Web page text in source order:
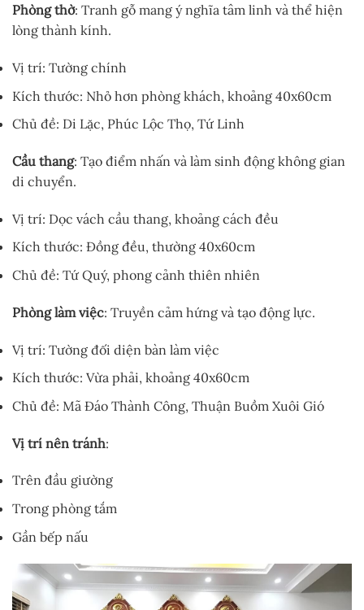
Phòng thờ: Tranh gỗ mang ý nghĩa tâm linh và thể hiện
lòng thành kính.
Vị trí: Tường chính
Kích thước: Nhỏ hơn phòng khách, khoảng 40x60cm
Chủ đề: Di Lặc, Phúc Lộc Thọ, Tứ Linh
Cầu thang: Tạo điểm nhấn và làm sinh động không gian
di chuyển.
Vị trí: Dọc vách cầu thang, khoảng cách đều
Kích thước: Đồng đều, thường 40x60cm
Chủ đề: Tứ Quý, phong cảnh thiên nhiên
Phòng làm việc: Truyền cảm hứng và tạo động lực.
Vị trí: Tường đối diện bàn làm việc
Kích thước: Vừa phải, khoảng 40x60cm
Chủ đề: Mã Đáo Thành Công, Thuận Buồm Xuôi Gió
Vị trí nên tránh:
Trên đầu giường
Trong phòng tắm
Gần bếp nấu